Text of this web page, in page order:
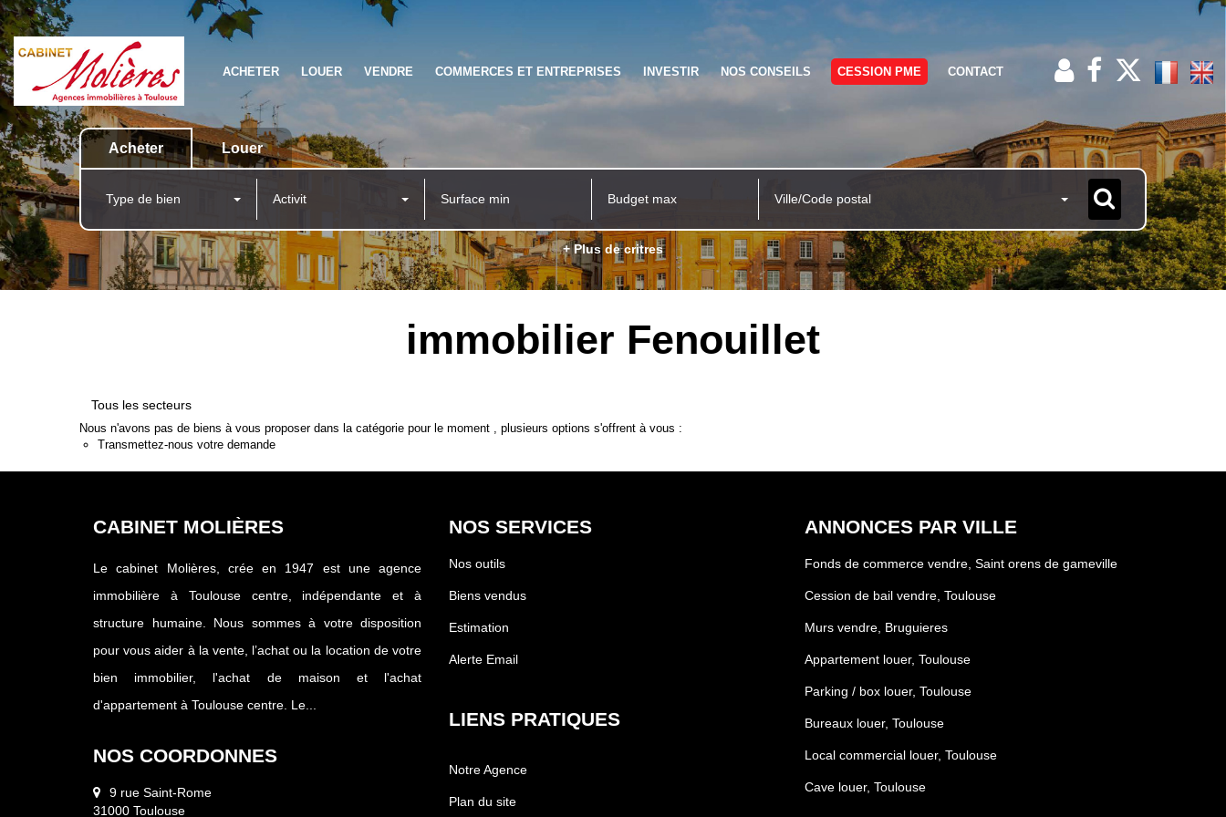
ACHETER LOUER VENDRE COMMERCES ET ENTREPRISES INVESTIR NOS CONSEILS CESSION PME CONTACT
Acheter Louer
Type de bien Activit Ville/Code postal
+ Plus de critres
immobilier Fenouillet
Tous les secteurs
Nous n'avons pas de biens à vous proposer dans la catégorie pour le moment , plusieurs options s'offrent à vous :
Transmettez-nous votre demande
CABINET MOLIÈRES
Le cabinet Molières, crée en 1947 est une agence
immobilière à Toulouse centre, indépendante et à
structure humaine. Nous sommes à votre disposition
pour vous aider à la vente, l’achat ou la location de votre
bien immobilier, l'achat de maison et l'achat
d'appartement à Toulouse centre. Le...
NOS COORDONNES
9 rue Saint-Rome
31000 Toulouse
NOS SERVICES
Nos outils
Biens vendus
Estimation
Alerte Email
LIENS PRATIQUES
Notre Agence
Plan du site
ANNONCES PAR VILLE
Fonds de commerce vendre, Saint orens de gameville
Cession de bail vendre, Toulouse
Murs vendre, Bruguieres
Appartement louer, Toulouse
Parking / box louer, Toulouse
Bureaux louer, Toulouse
Local commercial louer, Toulouse
Cave louer, Toulouse